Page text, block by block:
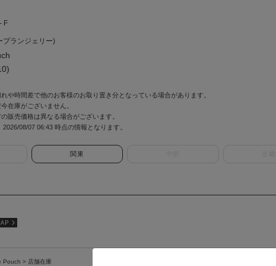
F
ランジェリー)
や時間差で他のお客様のお取り置き分となっている場合があります。
在庫がございません。
販売価格は異なる場合がございます。
08/07 06:43 時点の情報となります。
関東
Pouch > 店舗在庫